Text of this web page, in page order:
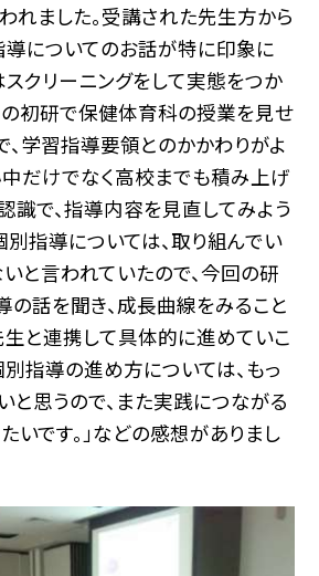
れました。受講された先生方から
導についてのお話が特に印象に
スクリーニングをして実態をつか
の初研で保健体育科の授業を見せ
、学習指導要領とのかかわりがよ
中だけでなく高校までも積み上げ
識で、指導内容を見直してみよう
別指導については、取り組んでい
と言われていたので、今回の研
の話を聞き、成長曲線をみること
と連携して具体的に進めていこ
別指導の進め方については、もっ
と思うので、また実践につながる
いです。」などの感想がありまし